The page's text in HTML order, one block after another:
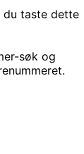
du taste dette
søk og